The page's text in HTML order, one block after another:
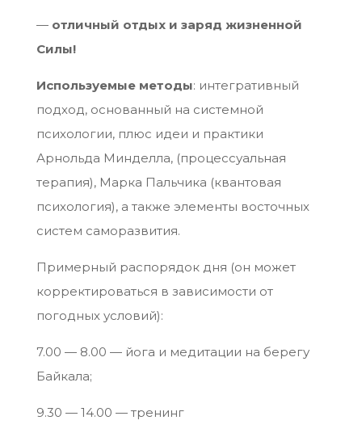
— отличный отдых и заряд жизненной
Силы!
Используемые методы: интегративный
подход, основанный на системной
психологии, плюс идеи и практики
Арнольда Минделла, (процессуальная
терапия), Марка Пальчика (квантовая
психология), а также элементы восточных
систем саморазвития.
Примерный распорядок дня (он может
корректироваться в зависимости от
погодных условий):
7.00 — 8.00 — йога и медитации на берегу
Байкала;
9.30 — 14.00 — тренинг